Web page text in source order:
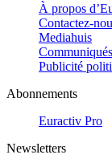
À propos
Contactez-
Mediahuis
Publicité
Abonnements
Euractiv Pro
Newsletters